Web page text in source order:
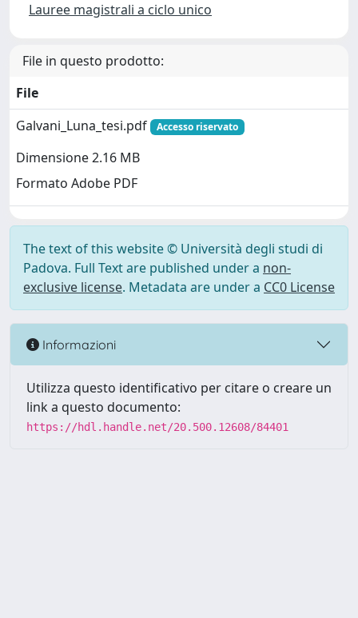
Lauree magistrali a ciclo unico
File in questo prodotto:
File
Galvani_Luna_tesi.pdf
Accesso riservato
Dimensione 2.16 MB
Formato Adobe PDF
The text of this website © Università degli studi di
Padova. Full Text are published under a non-
exclusive license. Metadata are under a CC0 License
Informazioni
Utilizza questo identificativo per citare o creare un
link a questo documento:
https://hdl.handle.net/20.500.12608/84401